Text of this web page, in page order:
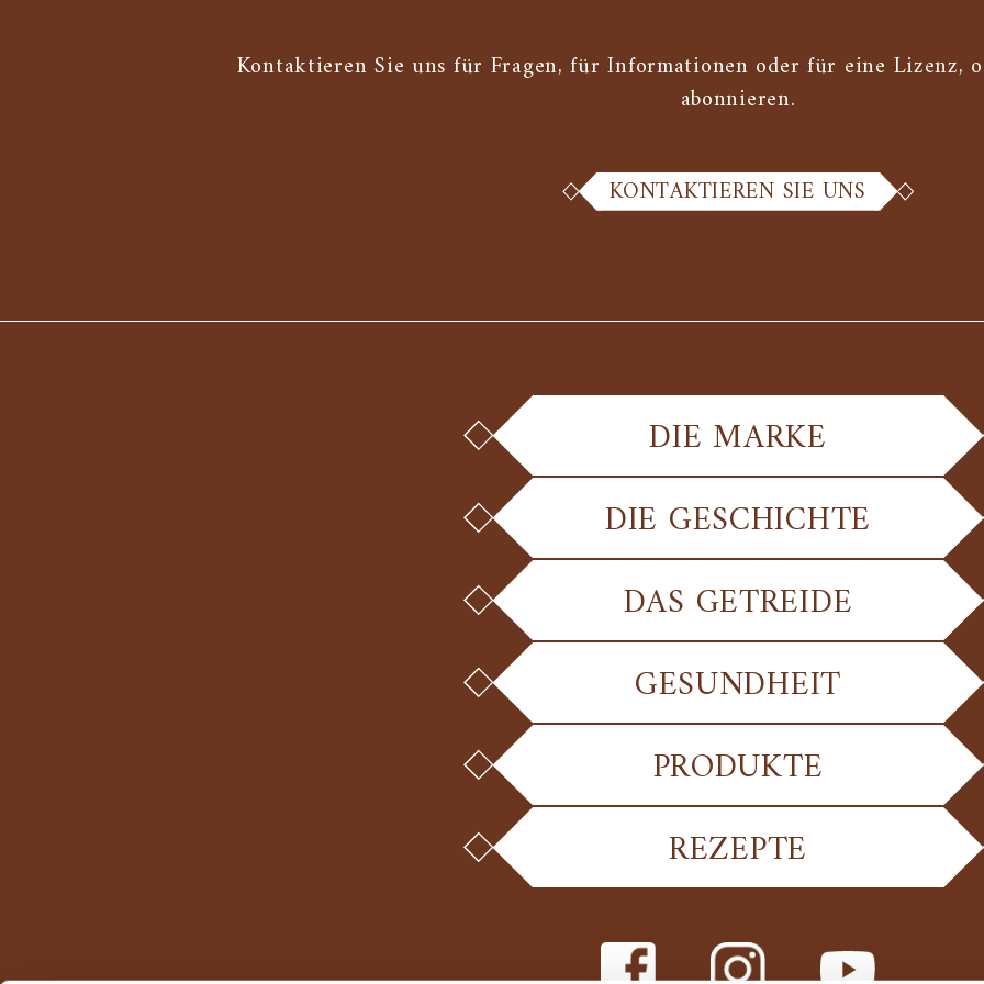
Kontaktieren Sie uns für Fragen, für Informationen oder für eine Lizenz,
abonnieren.
KONTAKTIEREN SIE UNS
DIE MARKE
DIE GESCHICHTE
DAS GETREIDE
GESUNDHEIT
PRODUKTE
REZEPTE